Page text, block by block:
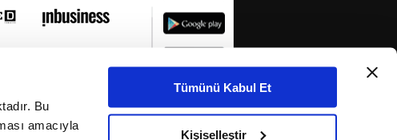
Bu
amacıyla
Tümünü Kabul Et
Kişiselleştir